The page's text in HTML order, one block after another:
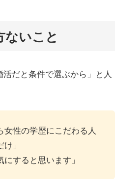
いこと
だと条件で選ぶから」と人
女性の学歴にこだわる人
」
すると思います」